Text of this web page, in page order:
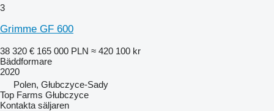
3
Grimme GF 600
38 320 € 165 000 PLN ≈ 420 100 kr
Bäddformare
2020
Polen, Głubczyce-Sady
Top Farms Głubczyce
Kontakta säljaren